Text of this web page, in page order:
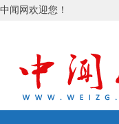
中闻网欢迎您！